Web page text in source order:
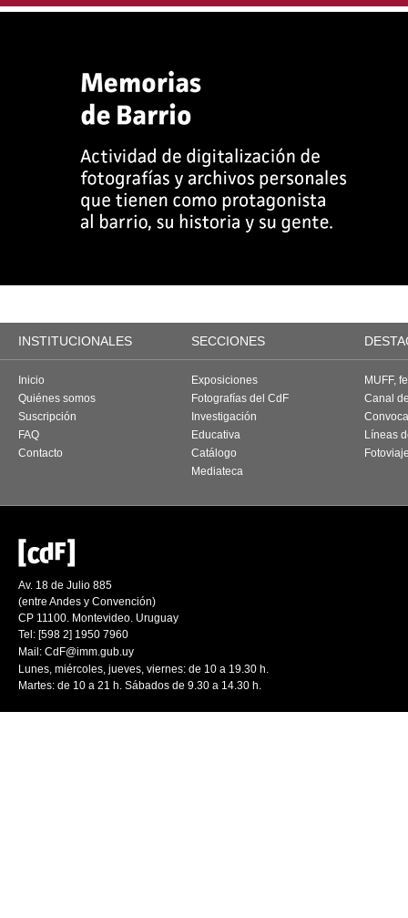
INSTITUCIONALES SECCIONES
Inicio
Quiénes somos
Suscripción
FAQ
Contacto
Exposiciones
Fotografías del CdF
Investigación
Educativa
Catálogo
Mediateca
MUFF,
Canal
Líneas
Av. 18 de Julio 885
(entre Andes y Convención)
CP 11100. Montevideo. Uruguay
Tel: [598 2] 1950 7960
Mail: CdF@imm.gub.uy
Lunes, miércoles, jueves, viernes: de 10 a 19.30 h.
Martes: de 10 a 21 h. Sábados de 9.30 a 14.30 h.